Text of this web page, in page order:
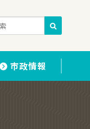
市政情報